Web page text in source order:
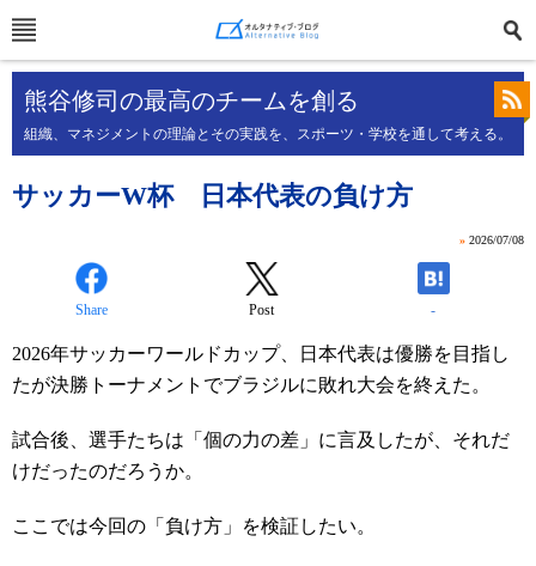
熊谷修司の最高のチームを創る
組織、マネジメントの理論とその実践を、スポーツ・学校を通して考える。
サッカーW杯 日本代表の負け方
» 2026/07/08
Share Post -
2026年サッカーワールドカップ、日本代表は優勝を目指し
たが決勝トーナメントでブラジルに敗れ大会を終えた。
試合後、選手たちは「個の力の差」に言及したが、それだ
けだったのだろうか。
ここでは今回の「負け方」を検証したい。